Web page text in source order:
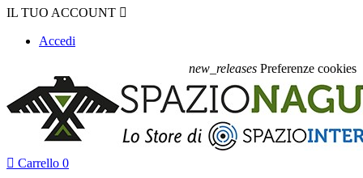
IL TUO ACCOUNT 
Accedi
new_releases Preferenze cookies
 Carrello 0